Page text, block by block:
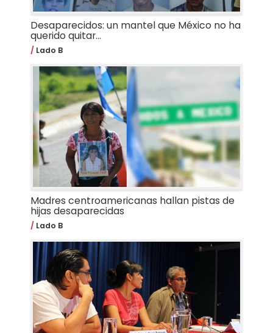
Desaparecidos: un mantel que México no ha
querido quitar...
Lado B
Madres centroamericanas hallan pistas de
hijas desaparecidas
Lado B